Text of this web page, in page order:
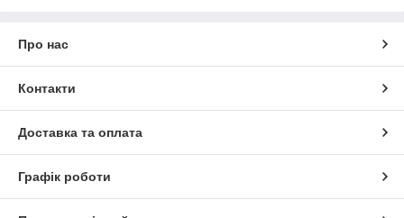
Про нас
Контакти
Доставка та оплата
Графік роботи